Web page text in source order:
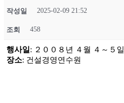
작성일 2025-02-09 21:52
조회 458
행사일 : ２００８년 ４월 ４～５일
장소: 건설경영연수원